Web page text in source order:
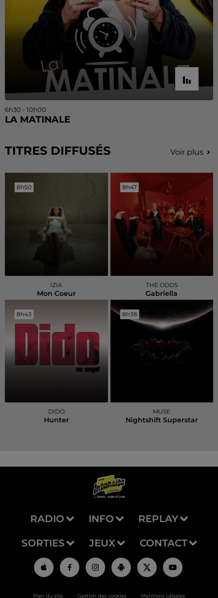
6h30 - 10h00
LA MATINALE
TITRES DIFFUSÉS Voir plus
8h50
8h50
IZIA
Mon Coeur
8h47
8h47
THE ODDS
Gabriella
8h43
8h43
DIDO
Hunter
8h38
8h38
MUSE
Nightshift Superstar
RADIO INFO REPLAY
SORTIES JEUX CONTACT
Plan du site Gestion des cookies Mentions Légales